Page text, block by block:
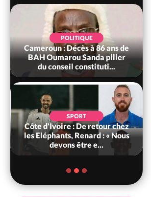
POLITIQUE
Cameroun : Décès à 86 ans de
BAH Oumarou Sanda pilier
du conseil constituti...
SPORT
Côte d'Ivoire : De retour chez
les Eléphants, Renard : « Nous
devons être e...